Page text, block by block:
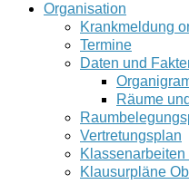
Organisation
Krankmeldung
Termine
Daten und
Räume
Vertretungsplan
Klassenarbeiten
Klausurpläne